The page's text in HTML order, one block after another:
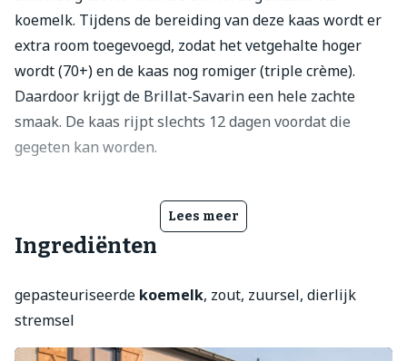
koemelk. Tijdens de bereiding van deze kaas wordt er
extra room toegevoegd, zodat het vetgehalte hoger
wordt (70+) en de kaas nog romiger (triple crème).
Daardoor krijgt de Brillat-Savarin een hele zachte
smaak. De kaas rijpt slechts 12 dagen voordat die
gegeten kan worden.
Lees meer
Ingrediënten
gepasteuriseerde koemelk, zout, zuursel, dierlijk
stremsel